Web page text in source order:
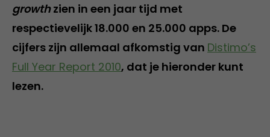
growthzien in een jaar tijd met
respectievelijk 18.000 en 25.000 apps. De
cijfers zijn allemaal afkomstig van Distimo’s
Full Year Report 2010, dat je hieronder kunt
lezen.